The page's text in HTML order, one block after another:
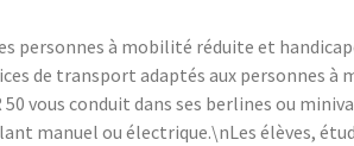
personnes à mobilité réduite et
de transport adaptés aux personnes
50 vous conduit dans ses berlines ou
manuel ou électrique.\nLes élèves,